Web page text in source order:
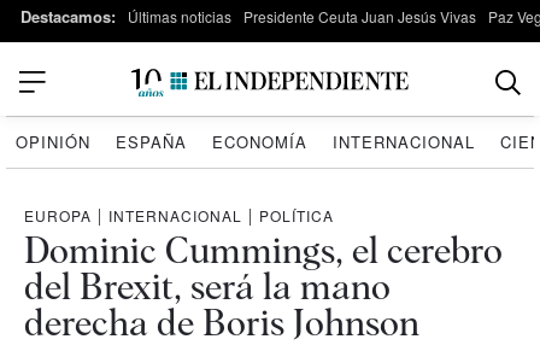
Destacamos: Últimas noticias Presidente Ceuta Juan Jesús Vivas Paz
OPINIÓN ESPAÑA ECONOMÍA INTERNACIONAL
EUROPA | INTERNACIONAL | POLÍTICA
Dominic Cummings, el cerebro
del Brexit, será la mano
derecha de Boris Johnson